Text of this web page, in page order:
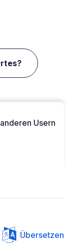
Usern
Übersetzen